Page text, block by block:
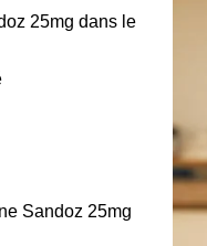
25mg dans le
Sandoz 25mg